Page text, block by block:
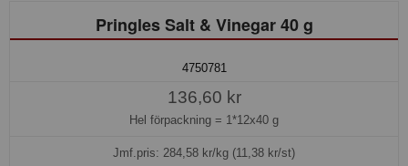
Pringles Salt & Vinegar 40 g
4750781
136,60 kr
Hel förpackning = 1*12x40 g
Jmf.pris: 284,58 kr/kg (11,38 kr/st)